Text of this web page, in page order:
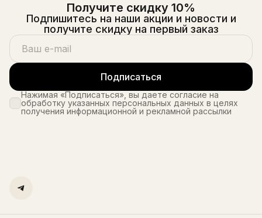
Получите скидку 10%
Подпишитесь на наши акции и новости и
получите скидку на первый заказ
Подписаться
Нажимая «Подписаться», вы даете согласие на
обработку указанных персональных данных в целях
получения информационной и рекламной рассылки